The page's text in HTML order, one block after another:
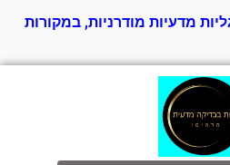
מדעיות מודרניות, במקורות
בס״ד